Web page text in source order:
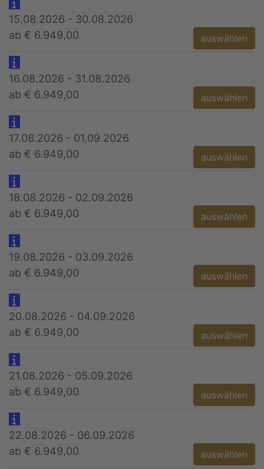
15.08.2026 - 30.08.2026
ab € 6.949,00
auswählen
16.08.2026 - 31.08.2026
ab € 6.949,00
auswählen
17.08.2026 - 01.09.2026
ab € 6.949,00
auswählen
18.08.2026 - 02.09.2026
ab € 6.949,00
auswählen
19.08.2026 - 03.09.2026
ab € 6.949,00
auswählen
20.08.2026 - 04.09.2026
ab € 6.949,00
auswählen
21.08.2026 - 05.09.2026
ab € 6.949,00
auswählen
22.08.2026 - 06.09.2026
ab € 6.949,00
auswählen